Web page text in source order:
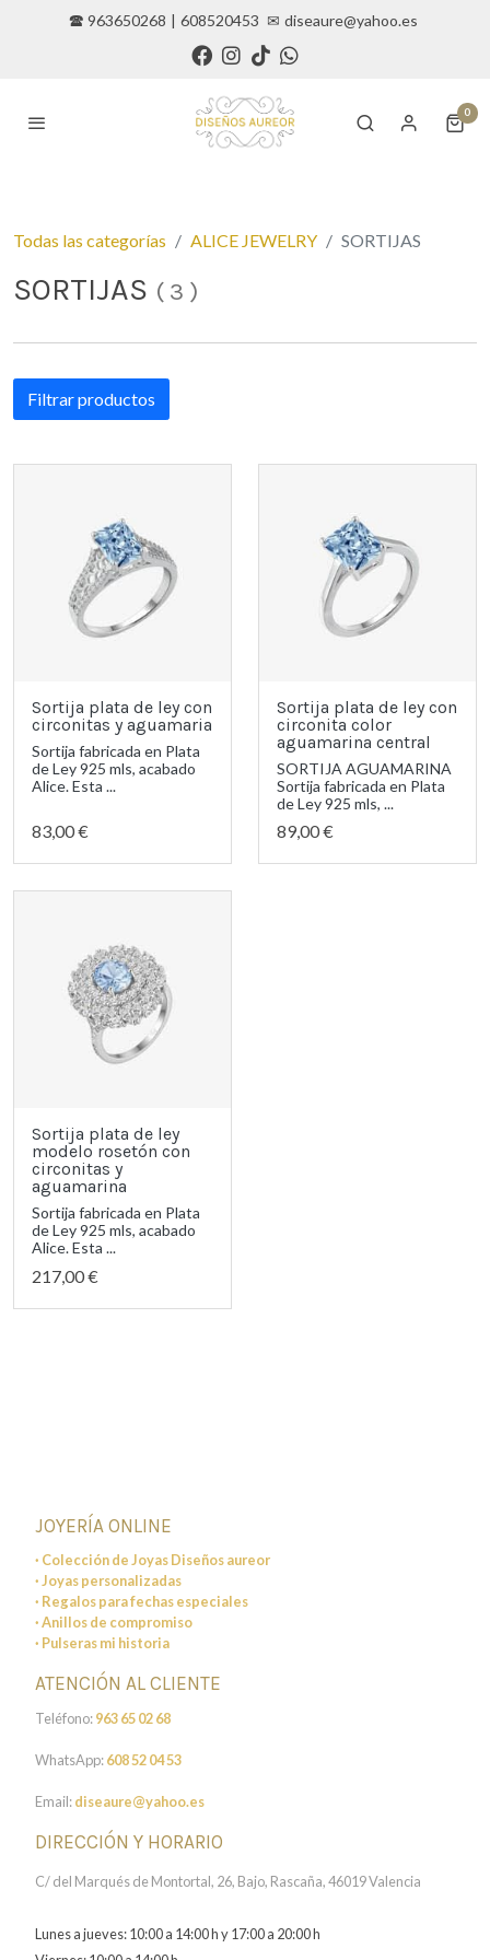
🕿 963650268 | 608520453 ✉ diseaure@yahoo.es
0
Todas las categorías ALICE JEWELRY SORTIJAS
SORTIJAS ( 3 )
Filtrar productos
Sortija plata de ley con
circonitas y aguamaria
Sortija fabricada en Plata
de Ley 925 mls, acabado
Alice. Esta ...
83,00 €
Sortija plata de ley con
circonita color
aguamarina central
SORTIJA AGUAMARINA
Sortija fabricada en Plata
de Ley 925 mls, ...
89,00 €
Sortija plata de ley
modelo rosetón con
circonitas y
aguamarina
Sortija fabricada en Plata
de Ley 925 mls, acabado
Alice. Esta ...
217,00 €
JOYERÍA ONLINE
· Colección de Joyas Diseños aureor
· Joyas personalizadas
· Regalos para fechas especiales
· Anillos de compromiso
· Pulseras mi historia
ATENCIÓN AL CLIENTE
Teléfono:963 65 02 68
WhatsApp:608 52 04 53
Email:diseaure@yahoo.es
DIRECCIÓN Y HORARIO
C/ del Marqués de Montortal, 26, Bajo, Rascaña, 46019 Valencia
Lunes a jueves: 10:00 a 14:00 h y 17:00 a 20:00 h